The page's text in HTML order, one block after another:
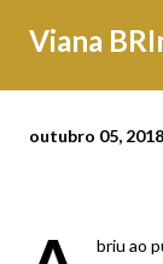
Viana
outubro 05, 2018
briu ao